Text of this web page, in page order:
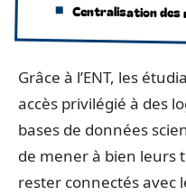
Centralisation des
Grâce à l’ENT, les
accès privilégié à des
bases de données
de mener à bien leurs
rester connectés avec